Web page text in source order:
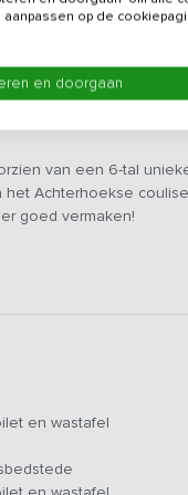
Gegevens van de
van een 6-tal
het Achterhoekse
goed vermaken!
de zithoek staat een
bordspel!
zes 2-persoons
nachtrust.
en een kinderstoel
toilet en wastafel te
en wastafel
op de
en doorgaan